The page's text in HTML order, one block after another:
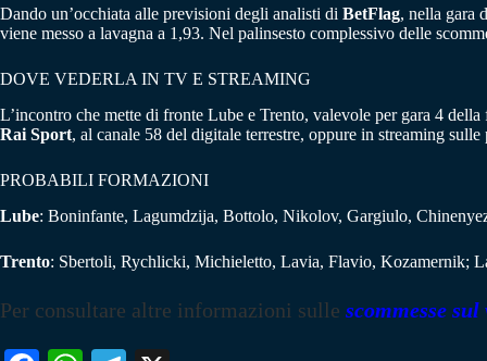
Dando un’occhiata alle previsioni degli analisti di BetFlag, nella gara
viene messo a lavagna a 1,93. Nel palinsesto complessivo delle
DOVE VEDERLA IN TV E STREAMING
L’incontro che mette di fronte Lube e Trento, valevole per gara 4
Rai Sport, al canale 58 del digitale terrestre, oppure in streaming
PROBABILI FORMAZIONI
Lube: Boninfante, Lagumdzija, Bottolo, Nikolov, Gargiulo,
Trento: Sbertoli, Rychlicki, Michieletto, Lavia, Flavio, Kozamernik;
Per consultare altre informazioni sulle scommesse